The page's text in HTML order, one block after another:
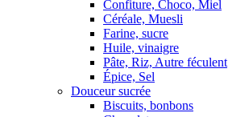
Confiture, Choco, Miel
Céréale, Muesli
Farine, sucre
Huile, vinaigre
Pâte, Riz, Autre féculent
Épice, Sel
Douceur sucrée
Biscuits, bonbons